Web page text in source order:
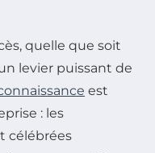
quelle que soit
levier puissant de
est
: les
célébrées